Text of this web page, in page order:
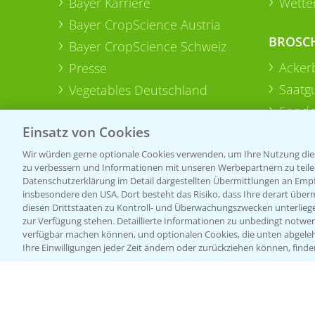
Bayer CropScience Austria
Bayer CropScience Schweiz
Presse
Vegetables Deutschland
Einsatz von Cookies
Wir würden gerne optionale Cookies verwenden, um Ihre Nutzung
zu verbessern und Informationen mit unseren Werbepartnern zu
Datenschutzerklärung im Detail dargestellten Übermittlungen an
insbesondere den USA. Dort besteht das Risiko, dass Ihre derart
diesen Drittstaaten zu Kontroll- und Überwachungszwecken
zur Verfügung stehen. Detaillierte Informationen zu unbedingt
verfügbar machen können, und optionalen Cookies, die unten
Ihre Einwilligungen jeder Zeit ändern oder zurückziehen können,